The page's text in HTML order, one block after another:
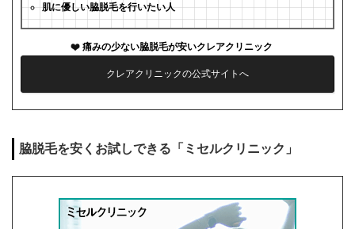
肌に優しい脇脱毛を行いたい人
痛みの少ない脇脱毛が安いクレアクリニック
クレアクリニックの公式サイトへ
脇脱毛を安くお試しできる「ミセルクリニック」